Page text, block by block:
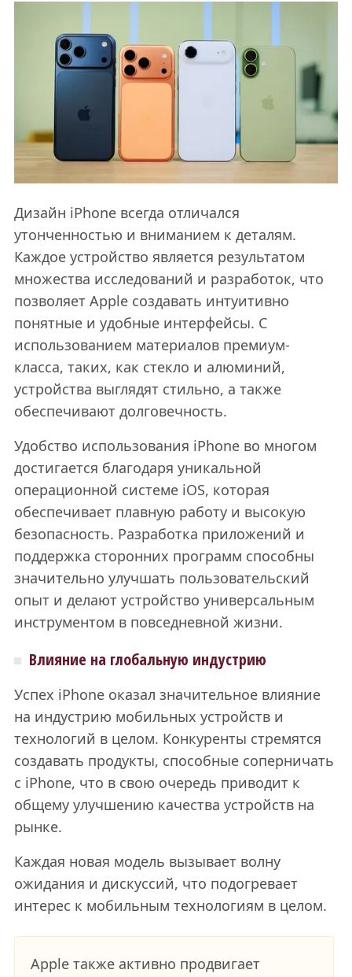
Дизайн iPhone всегда отличался
утонченностью и вниманием к деталям.
Каждое устройство является результатом
множества исследований и разработок, что
позволяет Apple создавать интуитивно
понятные и удобные интерфейсы. С
использованием материалов премиум-
класса, таких, как стекло и алюминий,
устройства выглядят стильно, а также
обеспечивают долговечность.
Удобство использования iPhone во многом
достигается благодаря уникальной
операционной системе iOS, которая
обеспечивает плавную работу и высокую
безопасность. Разработка приложений и
поддержка сторонних программ способны
значительно улучшать пользовательский
опыт и делают устройство универсальным
инструментом в повседневной жизни.
Влияние на глобальную индустрию
Успех iPhone оказал значительное влияние
на индустрию мобильных устройств и
технологий в целом. Конкуренты стремятся
создавать продукты, способные соперничать
с iPhone, что в свою очередь приводит к
общему улучшению качества устройств на
рынке.
Каждая новая модель вызывает волну
ожидания и дискуссий, что подогревает
интерес к мобильным технологиям в целом.
Apple также активно продвигает